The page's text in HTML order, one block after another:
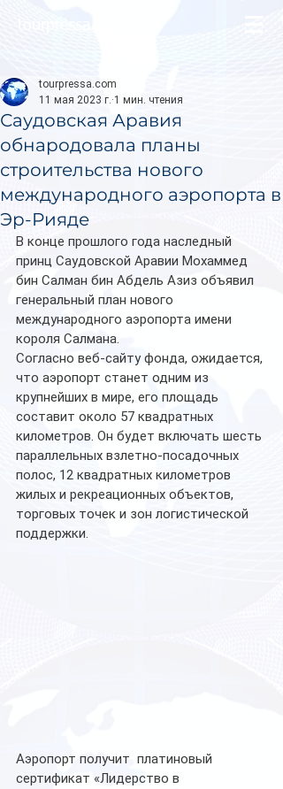
Саудовская Аравия
обнародовала планы
строительства нового
международного аэропорта в
Эр-Рияде
tourpressa.com
11 мая 2023 г. 1 мин. чтения
В конце прошлого года наследный
принц Саудовской Аравии Мохаммед
бин Салман бин Абдель Азиз объявил
генеральный план нового
международного аэропорта имени
короля Салмана.
Согласно веб-сайту фонда, ожидается,
что аэропорт станет одним из
крупнейших в мире, его площадь
составит около 57 квадратных
километров. Он будет включать шесть
параллельных взлетно-посадочных
полос, 12 квадратных километров
жилых и рекреационных объектов,
торговых точек и зон логистической
поддержки.
Аэропорт получит  платиновый
сертификат «Лидерство в